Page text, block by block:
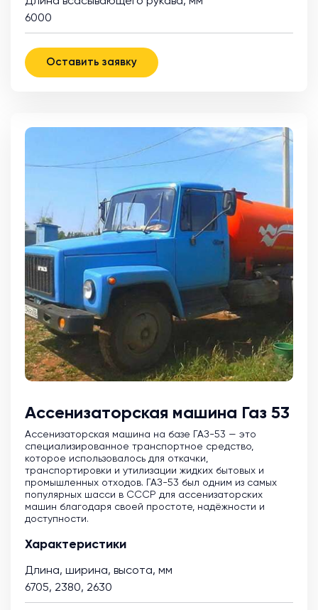
6000
Оставить заявку
Ассенизаторская машина Газ 53
Ассенизаторская машина на базе ГАЗ-53 — это
специализированное транспортное средство,
которое использовалось для откачки,
транспортировки и утилизации жидких бытовых и
промышленных отходов. ГАЗ-53 был одним из самых
популярных шасси в СССР для ассенизаторских
машин благодаря своей простоте, надёжности и
доступности.
Характеристики
Длина, ширина, высота, мм
6705, 2380, 2630